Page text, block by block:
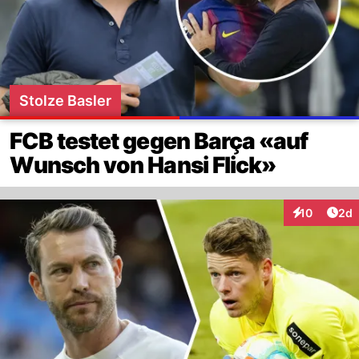
Stolze Basler
FCB testet gegen Barça «auf
Wunsch von Hansi Flick»
10
Interaktionen
2d